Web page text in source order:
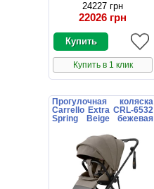
24227 грн
22026 грн
Купить в 1 клик
Прогулочная коляска
Carrello Extra CRL-6532
Spring Beige бежевая